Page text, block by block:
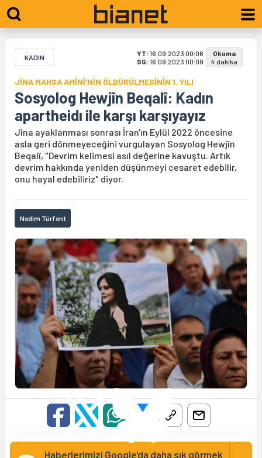
KADIN YT: 16.09.2023 00:06
SG: 16.09.2023 00:09
Okuma
4 dakika
JÎNA MAHSA AMİNİ’NİN ÖLDÜRÜLMESİNİN 1. YILI
Sosyolog Hewjîn Beqalî: Kadın
apartheidı ile karşı karşıyayız
Jîna ayaklanması sonrası İran'ın Eylül 2022 öncesine
asla geri dönmeyeceğini vurgulayan Sosyolog Hewjîn
Beqalî, "Devrim kelimesi asıl değerine kavuştu. Artık
devrim hakkında yeniden düşünmeyi cesaret edebilir,
onu hayal edebiliriz" diyor.
Nedim Türfent
Haberlerimizi Google'da daha sık görmek